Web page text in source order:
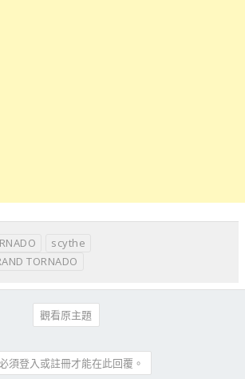
scythe
TORNADO
觀看原主題
須登入或註冊才能在此回覆。